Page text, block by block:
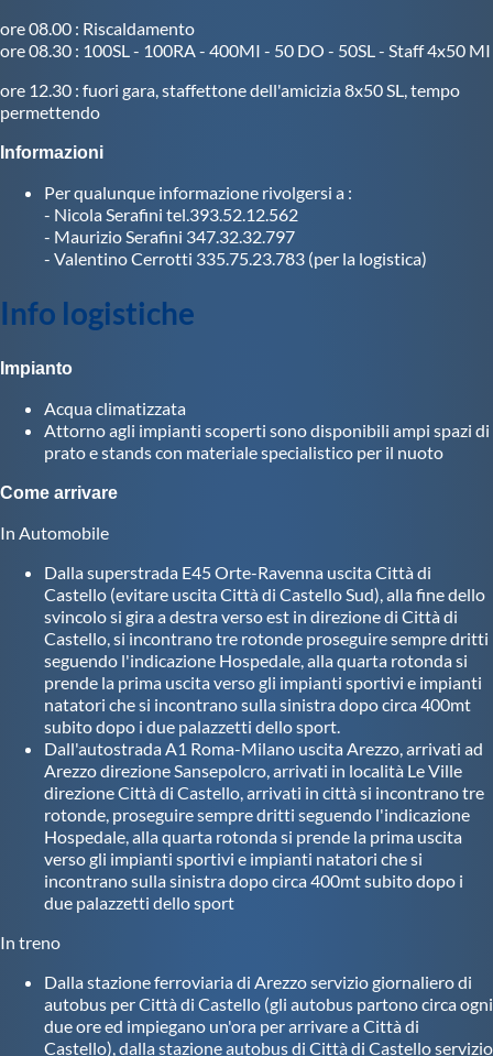
Area Legislativa
Protezione Civile
Qualità
Sostenibilità
Cookie Policy
Archivio News
Flash News
Galleria fotografica
Videogallery
Intranet
Webmail
Contatti
Mappa del sito
ore 08.00 : Riscaldamento
ore 08.30 : 100SL - 100RA - 400MI - 50 DO - 50SL - Staff 4x50 MI
ore 12.30 : fuori gara, staffettone dell'amicizia 8x50 SL, tempo
permettendo
Informazioni
Per qualunque informazione rivolgersi a :
- Nicola Serafini tel.393.52.12.562
- Maurizio Serafini 347.32.32.797
- Valentino Cerrotti 335.75.23.783 (per la logistica)
Info logistiche
Impianto
Acqua climatizzata
Attorno agli impianti scoperti sono disponibili ampi spazi di
prato e stands con materiale specialistico per il nuoto
Come arrivare
In Automobile
Dalla superstrada E45 Orte-Ravenna uscita Città di
Castello (evitare uscita Città di Castello Sud), alla fine dello
svincolo si gira a destra verso est in direzione di Città di
Castello, si incontrano tre rotonde proseguire sempre dritti
seguendo l'indicazione Hospedale, alla quarta rotonda si
prende la prima uscita verso gli impianti sportivi e impianti
natatori che si incontrano sulla sinistra dopo circa 400mt
subito dopo i due palazzetti dello sport.
Dall'autostrada A1 Roma-Milano uscita Arezzo, arrivati ad
Arezzo direzione Sansepolcro, arrivati in località Le Ville
direzione Città di Castello, arrivati in città si incontrano tre
rotonde, proseguire sempre dritti seguendo l'indicazione
Hospedale, alla quarta rotonda si prende la prima uscita
verso gli impianti sportivi e impianti natatori che si
incontrano sulla sinistra dopo circa 400mt subito dopo i
due palazzetti dello sport
In treno
Dalla stazione ferroviaria di Arezzo servizio giornaliero di
autobus per Città di Castello (gli autobus partono circa ogni
due ore ed impiegano un'ora per arrivare a Città di
Castello), dalla stazione autobus di Città di Castello servizio